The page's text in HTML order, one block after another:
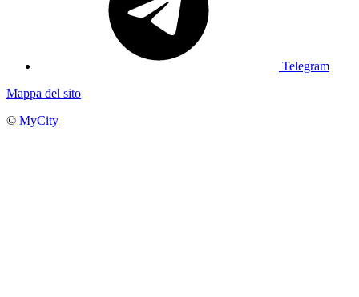
Telegram
Mappa del sito
© MyCity